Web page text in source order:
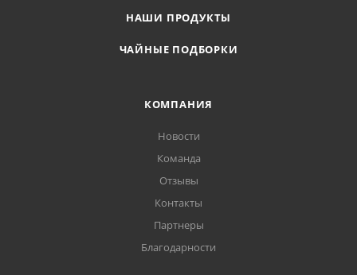
НАШИ ПРОДУКТЫ
ЧАЙНЫЕ ПОДБОРКИ
КОМПАНИЯ
Новости
Команда
Отзывы
Контакты
Партнеры
Благодарности